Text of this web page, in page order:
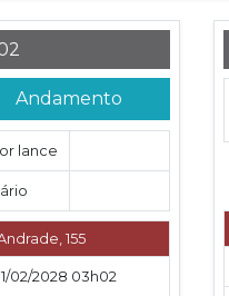
Andamento
lance
155
02/2028 03h02